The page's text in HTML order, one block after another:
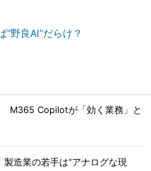
野良AI”だらけ？
M365 Copilotが「効く業務」と
造業の若手は“アナログな現